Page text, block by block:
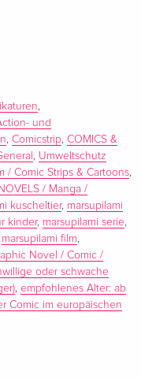
1924 in Brüssel
St.-Luc besucht
die Titelseite für das
"Spirou und
und seit 1944 von
der als dritter
"Der Panzer"
Charakter.
um seine beiden
ein kleines
aufbaute. Die
,
und
, Comicstrip, COMICS &
, Umweltschutz
/ Comic Strips & Cartoons,
/ Manga /
kuscheltier, marsupilami
kinder, marsupilami serie,
marsupilami film,
Novel / Comic /
oder schwache
, empfohlenes Alter: ab
Comic im europäischen